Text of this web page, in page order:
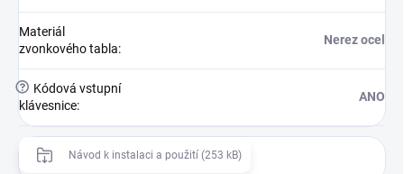
Materiál
zvonkového tabla:
Nerez ocel
?
Kódová vstupní
klávesnice:
ANO
Návod k instalaci a použití (253 kB)